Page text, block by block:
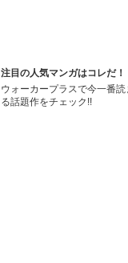
注目の人気マンガはコレだ！
ウォーカープラスで今一番
る話題作をチェック!!